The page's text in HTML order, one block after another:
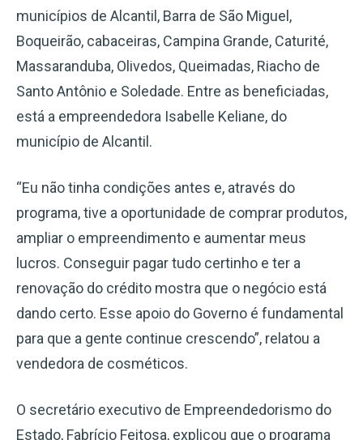
municípios de Alcantil, Barra de São Miguel,
Boqueirão, cabaceiras, Campina Grande, Caturité,
Massaranduba, Olivedos, Queimadas, Riacho de
Santo Antônio e Soledade. Entre as beneficiadas,
está a empreendedora Isabelle Keliane, do
município de Alcantil.
“Eu não tinha condições antes e, através do
programa, tive a oportunidade de comprar produtos,
ampliar o empreendimento e aumentar meus
lucros. Conseguir pagar tudo certinho e ter a
renovação do crédito mostra que o negócio está
dando certo. Esse apoio do Governo é fundamental
para que a gente continue crescendo”, relatou a
vendedora de cosméticos.
O secretário executivo de Empreendedorismo do
Estado, Fabrício Feitosa, explicou que o programa